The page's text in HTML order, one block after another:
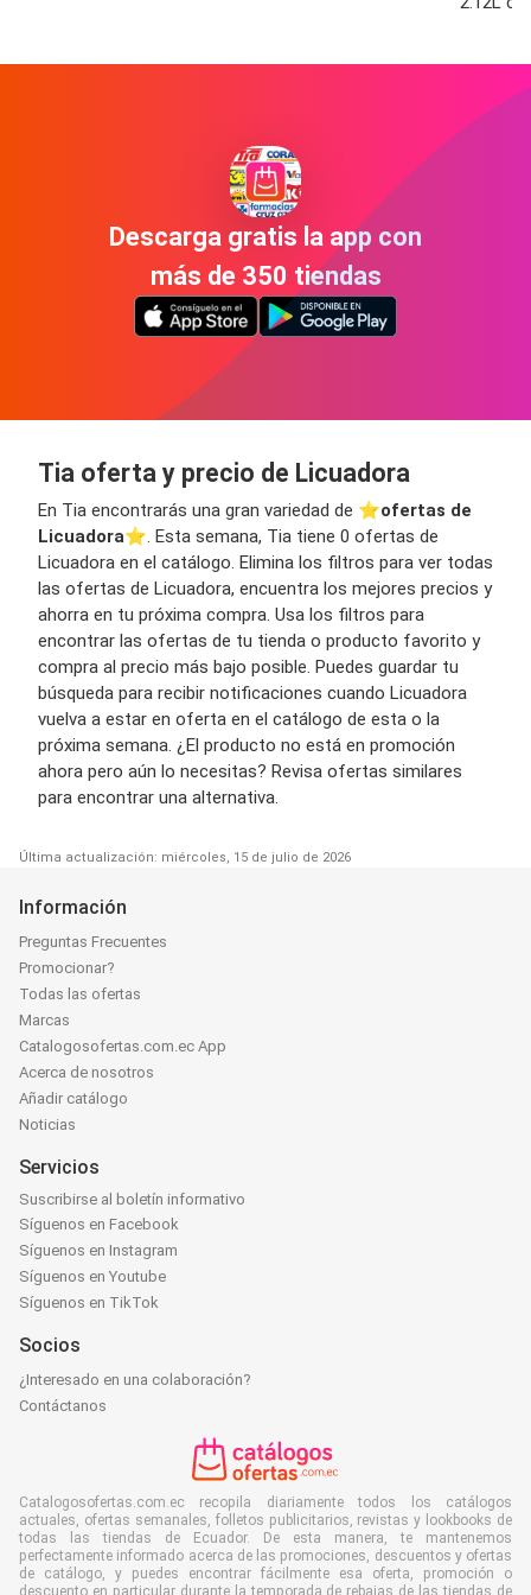
Descarga gratis la app con
más de 350 tiendas
Tia oferta y precio de Licuadora
En Tia encontrarás una gran variedad de ⭐️ofertas de
Licuadora⭐️. Esta semana, Tia tiene 0 ofertas de
Licuadora en el catálogo. Elimina los filtros para ver todas
las ofertas de Licuadora, encuentra los mejores precios y
ahorra en tu próxima compra. Usa los filtros para
encontrar las ofertas de tu tienda o producto favorito y
compra al precio más bajo posible. Puedes guardar tu
búsqueda para recibir notificaciones cuando Licuadora
vuelva a estar en oferta en el catálogo de esta o la
próxima semana. ¿El producto no está en promoción
ahora pero aún lo necesitas? Revisa ofertas similares
para encontrar una alternativa.
Última actualización: miércoles, 15 de julio de 2026
Información
Preguntas Frecuentes
Promocionar?
Todas las ofertas
Marcas
Catalogosofertas.com.ec App
Acerca de nosotros
Añadir catálogo
Noticias
Servicios
Suscribirse al boletín informativo
Síguenos en Facebook
Síguenos en Instagram
Síguenos en Youtube
Síguenos en TikTok
Socios
¿Interesado en una colaboración?
Contáctanos
Catalogosofertas.com.ec recopila diariamente todos los catálogos
actuales, ofertas semanales, folletos publicitarios, revistas y lookbooks de
todas las tiendas de Ecuador. De esta manera, te mantenemos
perfectamente informado acerca de las promociones, descuentos y ofertas
de catálogo, y puedes encontrar fácilmente esa oferta, promoción o
descuento en particular durante la temporada de rebajas de las tiendas de